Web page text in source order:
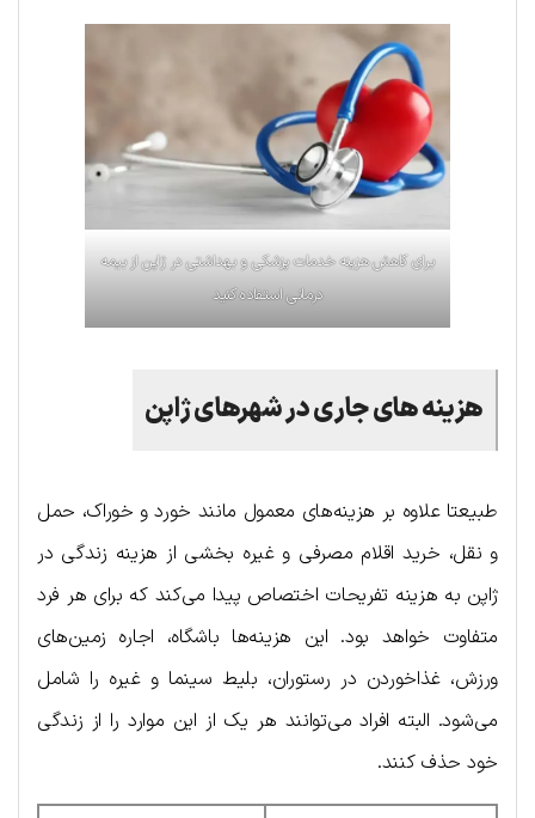
برای کاهش هزینه خدمات پزشکی و بهداشتی در ژاپن از بیمه
درمانی استفاده کنید
هزینه های جاری در شهرهای ژاپن
طبیعتا علاوه بر هزینه‌های معمول مانند خورد و خوراک، حمل
و نقل، خرید اقلام مصرفی و غیره بخشی از هزینه زندگی در
ژاپن به هزینه تفریحات اختصاص پیدا می‌کند که برای هر فرد
متفاوت خواهد بود. این هزینه‌ها باشگاه، اجاره زمین‌های
ورزش، غذاخوردن در رستوران، بلیط سینما و غیره را شامل
می‌شود. البته افراد می‌توانند هر یک از این موارد را از زندگی
خود حذف کنند.